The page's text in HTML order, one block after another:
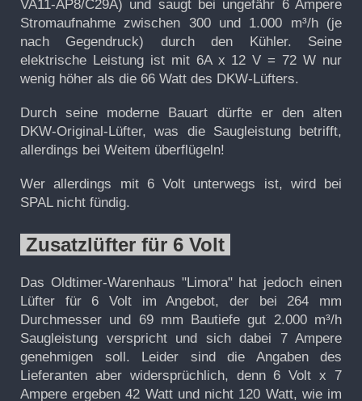
VA11-AP8/C29A) und saugt bei ungefähr 6 Ampere
Stromaufnahme zwischen 300 und 1.000 m³/h (je
nach Gegendruck) durch den Kühler. Seine
elektrische Leistung ist mit 6A x 12 V = 72 W nur
wenig höher als die 66 Watt des DKW-Lüfters.
Durch seine moderne Bauart dürfte er den alten
DKW-Original-Lüfter, was die Saugleistung betrifft,
allerdings bei Weitem überflügeln!
Wer allerdings mit 6 Volt unterwegs ist, wird bei
SPAL nicht fündig.
Zusatzlüfter für 6 Volt
Das Oldtimer-Warenhaus "Limora" hat jedoch einen
Lüfter für 6 Volt im Angebot, der bei 264 mm
Durchmesser und 69 mm Bautiefe gut 2.000 m³/h
Saugleistung verspricht und sich dabei 7 Ampere
genehmigen soll. Leider sind die Angaben des
Lieferanten aber widersprüchlich, denn 6 Volt x 7
Ampere ergeben 42 Watt und nicht 120 Watt, wie im